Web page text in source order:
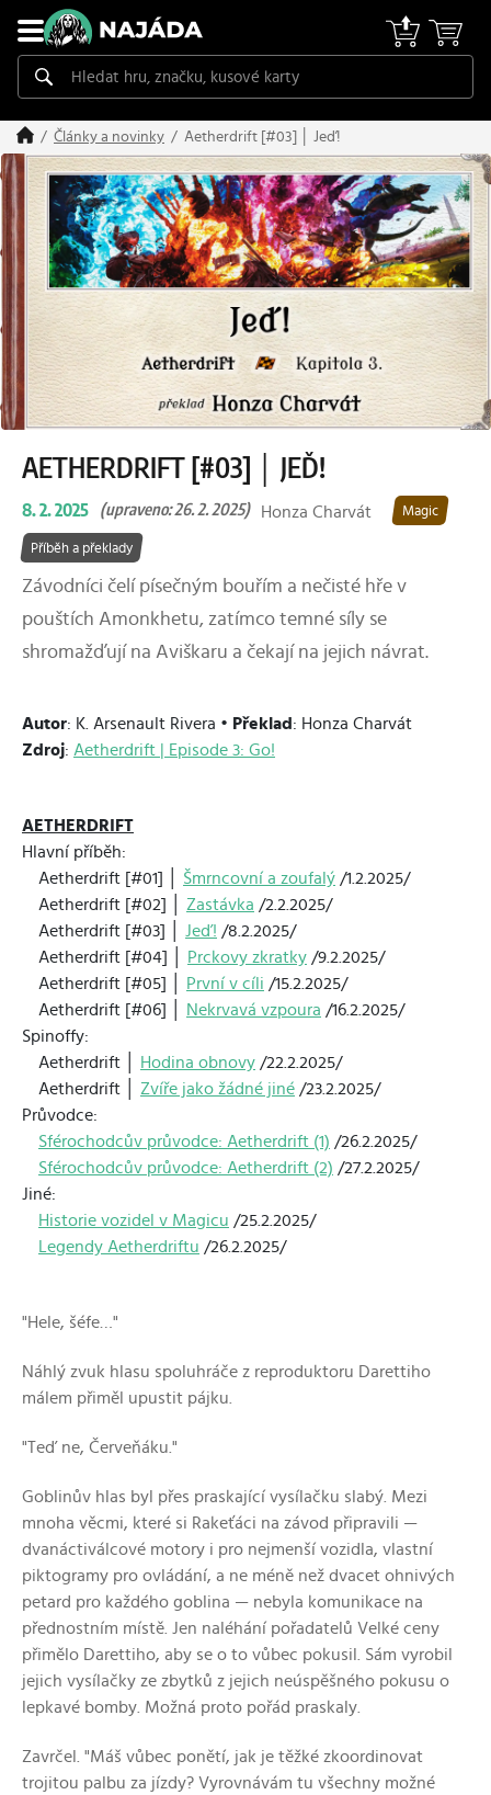
Články a novinky Aetherdrift [#03] │ Jeď!
AETHERDRIFT [#03] │ JEĎ!
8. 2. 2025 (upraveno: 26. 2. 2025) Honza Charvát Magic
Příběh a překlady
Závodníci čelí písečným bouřím a nečisté hře v
pouštích Amonkhetu, zatímco temné síly se
shromažďují na Aviškaru a čekají na jejich návrat.
Autor: K. Arsenault Rivera • Překlad : Honza Charvát
Zdroj: Aetherdrift | Episode 3: Go!
AETHERDRIFT
Hlavní příběh:
Aetherdrift [#01] │ Šmrncovní a zoufalý /1.2.2025/
Aetherdrift [#02] │ Zastávka /2.2.2025/
Aetherdrift [#03] │ Jeď! /8.2.2025/
Aetherdrift [#04] │
Prckovy zkratky /9.2.2025/
Aetherdrift [#05] │
První v cíli /15.2.2025/
Aetherdrift [#06] │
Nekrvavá vzpoura /16.2.2025/
Spinoffy:
Aetherdrift │
Hodina obnovy /22.2.2025/
Aetherdrift │ Zvíře jako žádné jiné /23.2.2025/
Průvodce:
Sférochodcův průvodce: Aetherdrift (1) /26.2.2025/
Sférochodcův průvodce: Aetherdrift (2) /27.2.2025/
Jiné:
Historie vozidel v Magicu /25.2.2025/
Legendy Aetherdriftu /26.2.2025/
"Hele, šéfe…"
Náhlý zvuk hlasu spoluhráče z reproduktoru Darettiho
málem přiměl upustit pájku.
"Teď ne, Červeňáku."
Goblinův hlas byl přes praskající vysílačku slabý. Mezi
mnoha věcmi, které si Rakeťáci na závod připravili —
dvanáctiválcové motory i pro nejmenší vozidla, vlastní
piktogramy pro ovládání, a ne méně než dvacet ohnivých
petard pro každého goblina — nebyla komunikace na
přednostním místě. Jen naléhání pořadatelů Velké ceny
přimělo Darettiho, aby se o to vůbec pokusil. Sám vyrobil
jejich vysílačky ze zbytků z jejich neúspěšného pokusu o
lepkavé bomby. Možná proto pořád praskaly.
Zavrčel. "Máš vůbec ponětí, jak je těžké zkoordinovat
trojitou palbu za jízdy? Vyrovnávám tu všechny možné